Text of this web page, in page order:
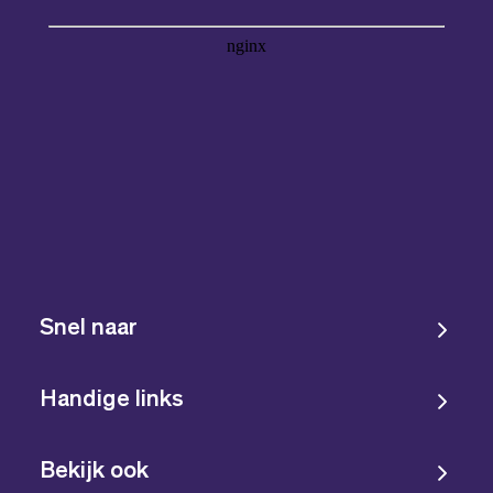
Snel naar
Handige links
Bekijk ook